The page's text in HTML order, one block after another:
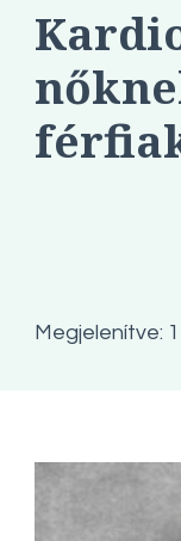
Megjelenítve: